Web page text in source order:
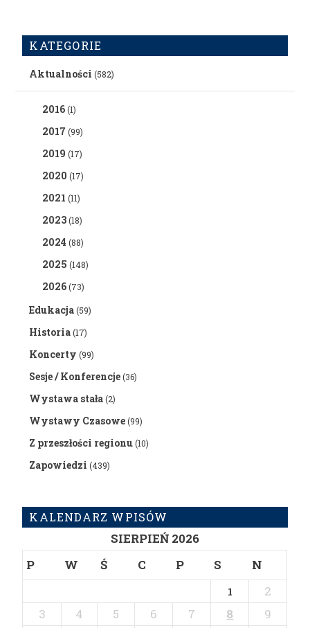
KATEGORIE
Aktualności (582)
2016(1)
2017 (99)
2019 (17)
2020 (17)
2021 (11)
2023(18)
2024 (88)
2025 (148)
2026(73)
Edukacja(59)
Historia(17)
Koncerty (99)
Sesje / Konferencje(36)
Wystawa stała(2)
Wystawy Czasowe(99)
Z przeszłości regionu(10)
Zapowiedzi (439)
KALENDARZ WPISÓW
SIERPIEŃ 2026
P
W Ś C P S N
1
2
3
4 5 6 7 8
9